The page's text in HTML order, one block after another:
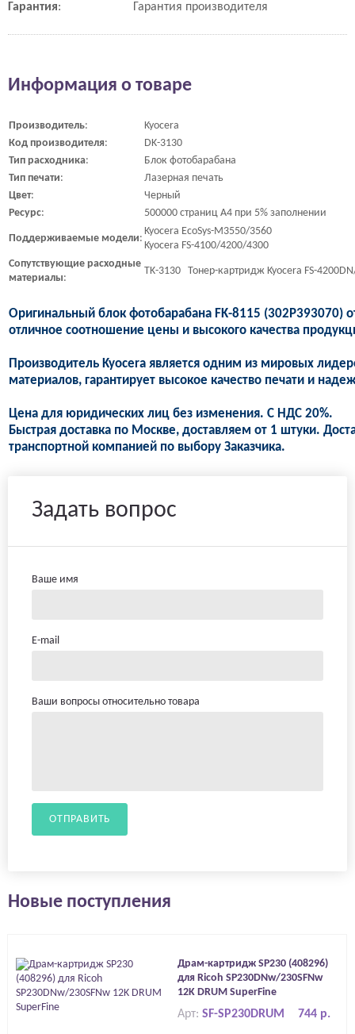
Гарантия: Гарантия производителя
Информация о товаре
Производитель:
Kyocera
Код производителя:
DK-3130
Тип расходника:
Блок фотобарабана
Тип печати:
Лазерная печать
Цвет:
Черный
Ресурс: 500000 страниц A4 при 5% заполнении
Поддерживаемые модели:
Kyocera EcoSys-M3550/3560
Kyocera FS-4100/4200/4300
Сопутствующие расходные
материалы:
TK-3130 Тонер-картридж Kyocera FS-
Оригинальный блок фотобарабана FK-8115 (302P393070)
отличное соотношение цены и высокого качества
Производитель Kyocera является одним из мировых
материалов, гарантирует высокое качество печати и
Цена для юридических лиц без изменения. С НДС 20%.
Быстрая доставка по Москве, доставляем от 1 штуки.
транспортной компанией по выбору Заказчика.
Задать вопрос
Ваше имя
E-mail
Ваши вопросы относительно товара
ОТПРАВИТЬ
Новые поступления
Драм-картридж SP230 (408296)
для Ricoh SP230DNw/230SFNw
12K DRUM SuperFine
744 р.
Арт: SF-SP230DRUM